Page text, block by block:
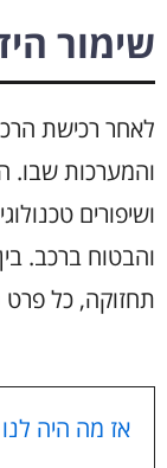
שימור
לאחר רכישת
והמערכות שבו.
ושיפורים
והבטוח ברכב.
תחזוקה, כל פרט
אז מה היה